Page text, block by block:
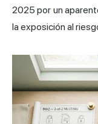
2025 por un
la exposición al